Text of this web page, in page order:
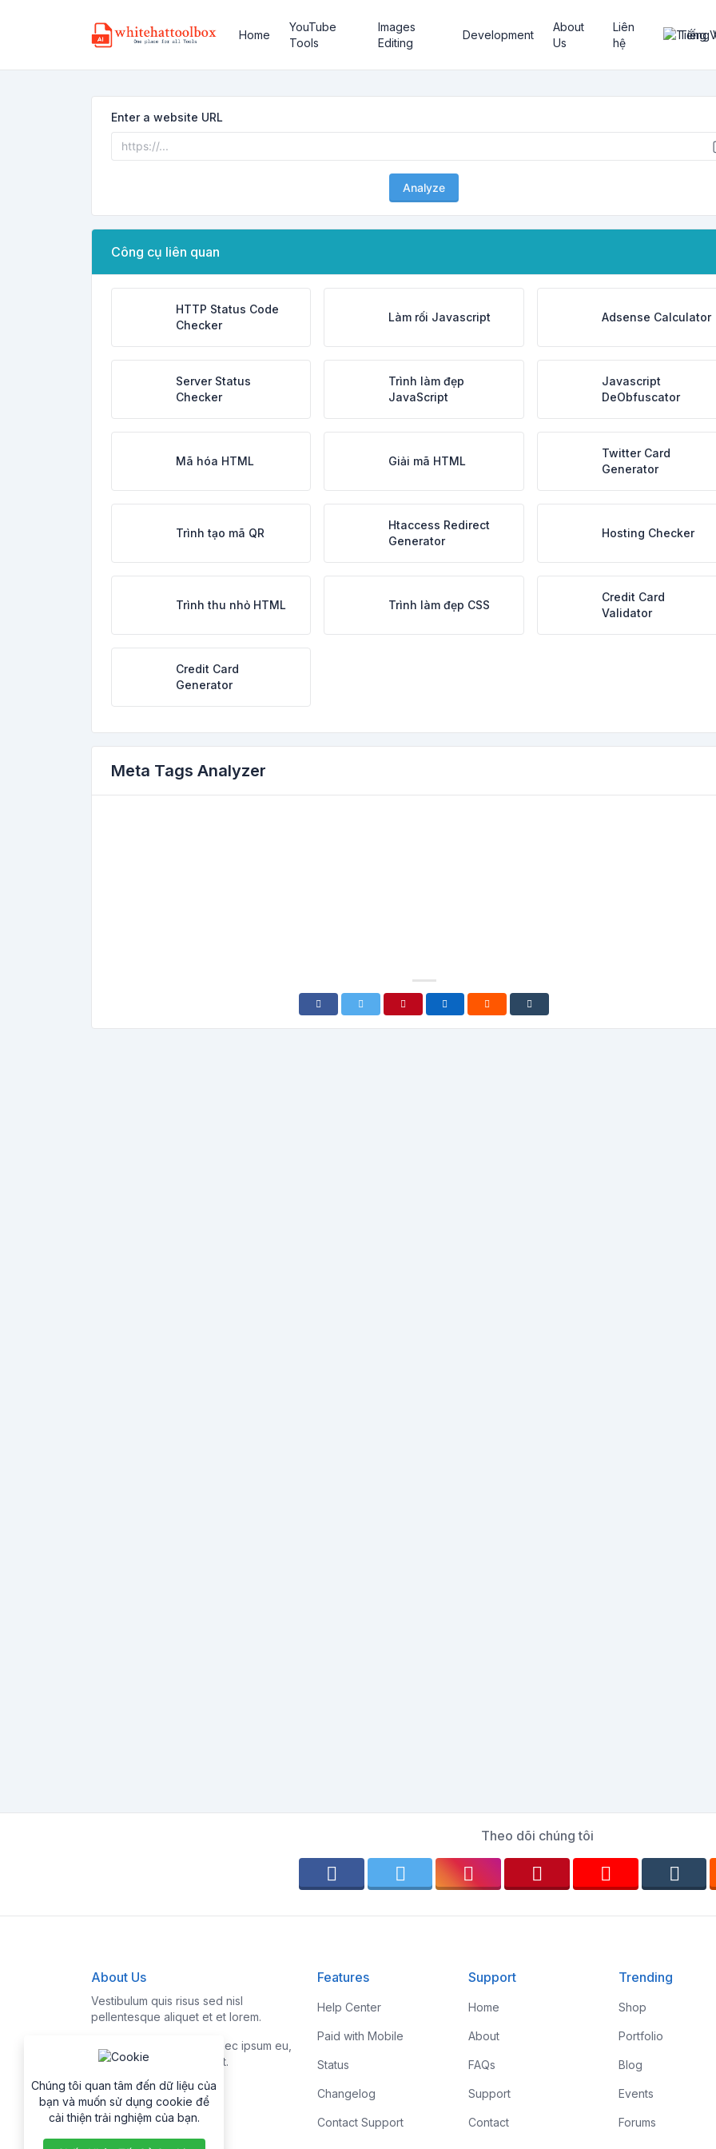
Home
YouTube
Tools
Images
Editing
Development
About
Us
Liên
hệ
Tiếng
Enter a website URL
Analyze
Công cụ liên quan
HTTP Status Code
Checker
Làm rối Javascript Adsense Calculator
Server Status
Checker
Trình làm đẹp
JavaScript
Javascript
DeObfuscator
Mã hóa HTML Giải mã HTML
Twitter Card
Generator
Trình tạo mã QR
Htaccess Redirect
Generator
Hosting Checker
Trình thu nhỏ HTML Trình làm đẹp CSS
Credit Card
Validator
Credit Card
Generator
Meta Tags Analyzer
Theo dõi chúng tôi
About Us
Vestibulum quis risus sed nisl
pellentesque aliquet et et lorem.
Fusce nibh nisl, gravida nec ipsum eu,
feugiat condimentum velit.
Features
Help Center
Paid with Mobile
Status
Changelog
Contact Support
Support
Home
About
FAQs
Support
Contact
Trending
Shop
Portfolio
Blog
Events
Forums
Chúng tôi quan tâm đến dữ liệu của
bạn và muốn sử dụng cookie để
cải thiện trải nghiệm của bạn.